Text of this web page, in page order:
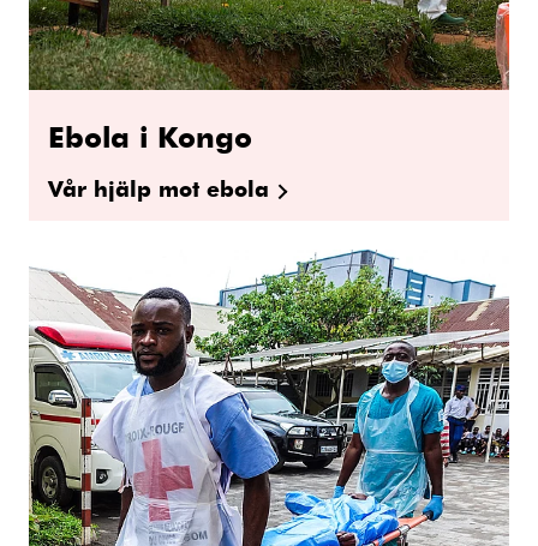
Ebola i Kongo
Vår hjälp mot ebola